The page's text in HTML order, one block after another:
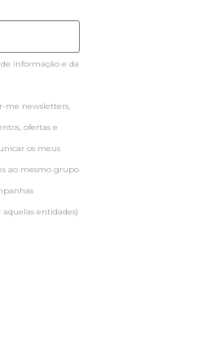
informação e da
me newsletters,
ofertas e
os meus
ao mesmo grupo
entidades)